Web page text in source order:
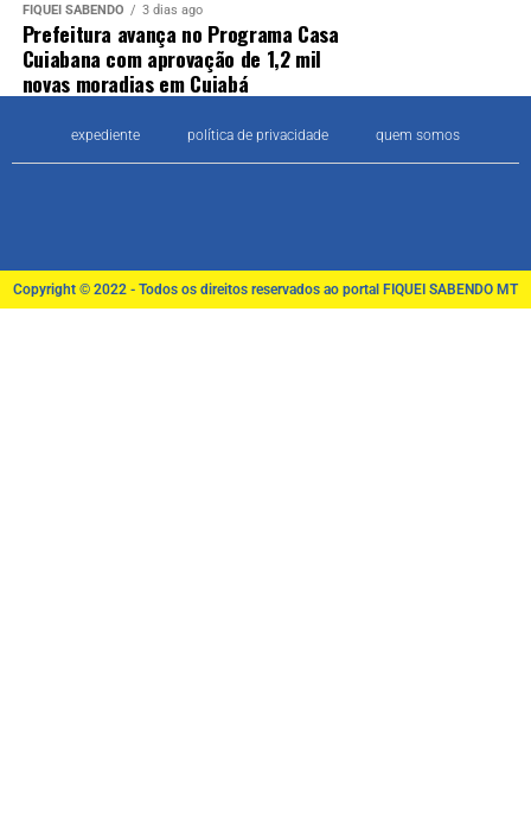
FIQUEI SABENDO 3 dias ago
Prefeitura avança no Programa Casa
Cuiabana com aprovação de 1,2 mil
novas moradias em Cuiabá
expediente política de privacidade quem somos
Copyright © 2022 - Todos os direitos reservados ao portal FIQUEI SABENDO MT